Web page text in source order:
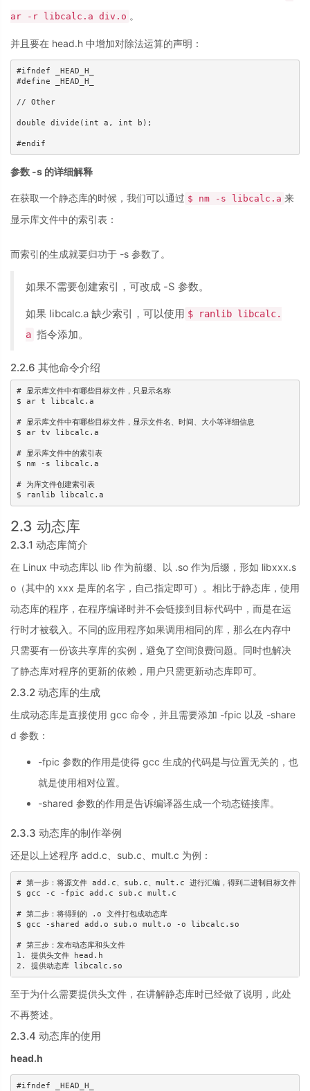
ar -r libcalc.a div.o 。
并且要在 head.h 中增加对除法运算的声明：
#ifndef _HEAD_H_
#define _HEAD_H_
// Other
double divide(int a, int b);
#endif
参数 -s 的详细解释
在获取一个静态库的时候，我们可以通过 $ nm -s libcalc.a 来
显示库文件中的索引表：
而索引的生成就要归功于 -s 参数了。
如果不需要创建索引，可改成 -S 参数。
如果 libcalc.a 缺少索引，可以使用 $ ranlib libcalc.
a 指令添加。
2.2.6 其他命令介绍
# 显示库文件中有哪些目标文件，只显示名称
$ ar t libcalc.a
# 显示库文件中有哪些目标文件，显示文件名、时间、大小等详细信息
$ ar tv libcalc.a
# 显示库文件中的索引表
$ nm -s libcalc.a
# 为库文件创建索引表
$ ranlib libcalc.a
2.3 动态库
2.3.1 动态库简介
在 Linux 中动态库以 lib 作为前缀、以 .so 作为后缀，形如 libxxx.s
o（其中的 xxx 是库的名字，自己指定即可）。相比于静态库，使用
动态库的程序，在程序编译时并不会链接到目标代码中，而是在运
行时才被载入。不同的应用程序如果调用相同的库，那么在内存中
只需要有一份该共享库的实例，避免了空间浪费问题。同时也解决
了静态库对程序的更新的依赖，用户只需更新动态库即可。
2.3.2 动态库的生成
生成动态库是直接使用 gcc 命令，并且需要添加 -fpic 以及 -share
d 参数：
-fpic 参数的作用是使得 gcc 生成的代码是与位置无关的，也
就是使用相对位置。
-shared 参数的作用是告诉编译器生成一个动态链接库。
2.3.3 动态库的制作举例
还是以上述程序 add.c、sub.c、mult.c 为例：
# 第一步：将源文件 add.c、sub.c、mult.c 进行汇编，得到二进制目标文件
$ gcc -c -fpic add.c sub.c mult.c
# 第二步：将得到的 .o 文件打包成动态库
$ gcc -shared add.o sub.o mult.o -o libcalc.so
# 第三步：发布动态库和头文件
1. 提供头文件 head.h
2. 提供动态库 libcalc.so
至于为什么需要提供头文件，在讲解静态库时已经做了说明，此处
不再赘述。
2.3.4 动态库的使用
head.h
#ifndef _HEAD_H_